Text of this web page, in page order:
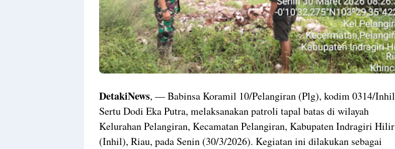
DetakiNews, — Babinsa Koramil 10/Pelangiran (Plg), kodim 0314/Inhil
Sertu Dodi Eka Putra, melaksanakan patroli tapal batas di wilayah
Kelurahan Pelangiran, Kecamatan Pelangiran, Kabupaten Indragiri Hilir
(Inhil), Riau, pada Senin (30/3/2026). Kegiatan ini dilakukan sebagai